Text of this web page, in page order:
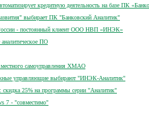
кредитную деятельность на базе ПК
выбирает ПК "Банковский Аналитик"
- постоянный клиент ООО НВП «ИНЭК»
ПО
самоуправления ХМАО
управляющие выбирают "ИНЭК-Аналитик"
25% на программы серии "Аналитик"
7 - "совместимо"